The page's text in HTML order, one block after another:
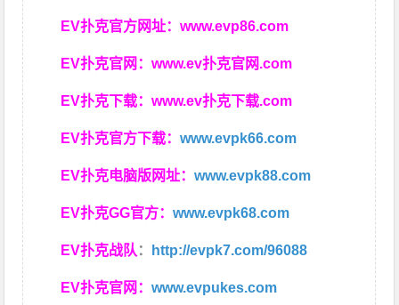
EV扑克官方网址：www.evp86.com
EV扑克官网：www.ev扑克官网.com
EV扑克下载：www.ev扑克下载.com
EV扑克官方下载：www.evpk66.com
EV扑克电脑版网址：www.evpk88.com
EV扑克GG官方：www.evpk68.com
EV扑克战队 ： http://evpk7.com/96088
EV扑克官网：www.evpukes.com